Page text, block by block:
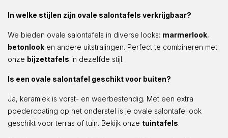
In welke stijlen zijn ovale salontafels verkrijgbaar?
We bieden ovale salontafels in diverse looks: marmerlook,
betonlook en andere uitstralingen. Perfect te combineren met
onze bijzettafels in dezelfde stijl.
Is een ovale salontafel geschikt voor buiten?
Ja, keramiek is vorst- en weerbestendig. Met een extra
poedercoating op het onderstel is je ovale salontafel ook
geschikt voor terras of tuin. Bekijk onze tuintafels.